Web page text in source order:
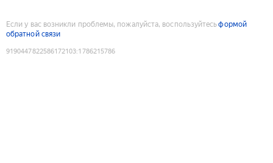
Если у вас возникли проблемы, пожалуйста, воспользуйтесьформой
обратной связи
9190447822586172103:1786215786